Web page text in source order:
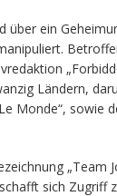
über ein
Ländern,
Monde“, sowie
„Team
sich Zugriff